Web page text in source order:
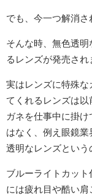
でも、今一つ解消さ
そんな時、無色透
るレンズが発売され
実はレンズに特殊
てくれるレンズは以
ガネを仕事中に掛
はなく、例え眼鏡
透明なレンズという
ブルーライトカッ
には疲れ目や酷い